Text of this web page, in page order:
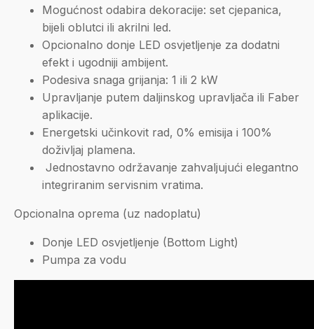
Mogućnost odabira dekoracije: set cjepanica,
bijeli oblutci ili akrilni led.
Opcionalno donje LED osvjetljenje za dodatni
efekt i ugodniji ambijent.
Podesiva snaga grijanja: 1 ili 2 kW
Upravljanje putem daljinskog upravljača ili Faber
aplikacije.
Energetski učinkovit rad, 0% emisija i 100%
doživljaj plamena.
Jednostavno održavanje zahvaljujući elegantno
integriranim servisnim vratima.
Opcionalna oprema (uz nadoplatu)
Donje LED osvjetljenje (Bottom Light)
Pumpa za vodu